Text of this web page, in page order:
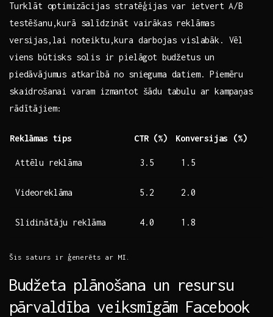
⁤Turklāt optimizācijas⁢ stratēģijas var ietvert A/B​
testēšanu,kurā salīdzināt vairākas reklāmas
versijas,lai ​noteiktu,kura darbojas vislabāk. Vēl
‍viens būtisks solis⁢ ir pielāgot budžetus un
piedāvājumus atkarībā no snieguma datiem. Piemēru
skaidrošanai ‌varam izmantot šādu tabulu ar kampaņas⁣
rādītājiem: ⁤
Reklāmas tips CTR (%) Konversijas ‍(%)
Attēlu reklāma 3.5 1.5
Videoreklāma 5.2 2.0
Slidinātāju reklāma 4.0 1.8
Šis saturs ir ģenerēts ar MI.
Budžeta plānošana un resursu
pārvaldība ‌veiksmīgām Facebook